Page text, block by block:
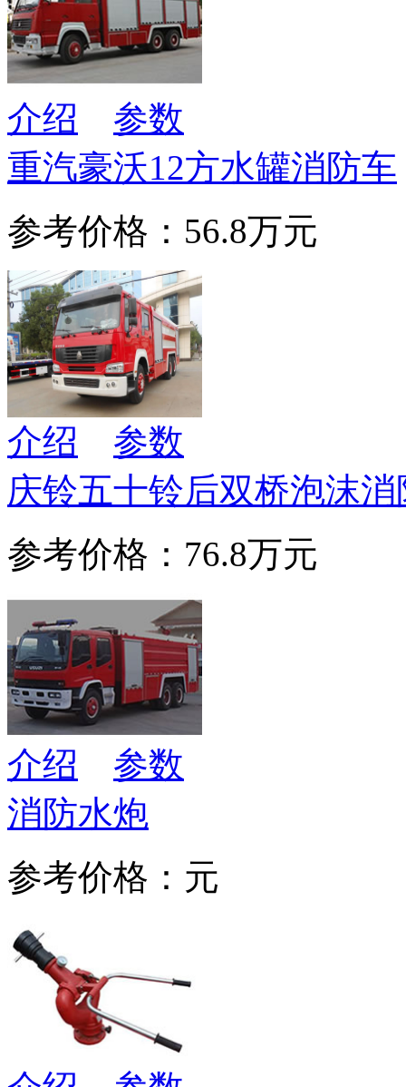
介绍
参数
重汽豪沃12方水罐消防车
参考价格：56.8万元
介绍
参数
庆铃五十铃后双桥泡沫消
参考价格：76.8万元
介绍
参数
消防水炮
参考价格：元